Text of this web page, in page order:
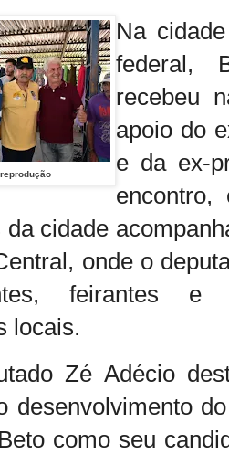
Na
federal,
recebeu
apoio do
e da ex-
encontro,
da cidade
onde o
feirantes e
locais.
Zé Adécio
desenvolvimento
como seu